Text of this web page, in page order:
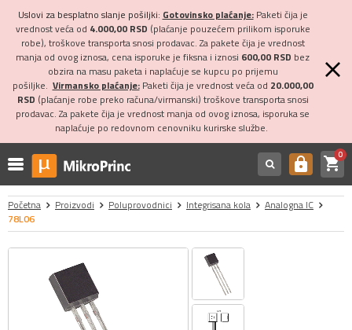
Uslovi za besplatno slanje pošiljki: Gotovinsko plaćanje:Paketi čija je
vrednost veća od 4.000,00 RSD (plaćanje pouzećem prilikom isporuke
robe), troškove transporta snosi prodavac. Za pakete čija je vrednost
manja od ovog iznosa, cena isporuke je fiksna i iznosi 600,00 RSD bez
obzira na masu paketa i naplaćuje se kupcu po prijemu
pošiljke. Virmansko plaćanje:Paketi čija je vrednost veća od 20.000,00
RSD (plaćanje robe preko računa/virmanski) troškove transporta snosi
prodavac. Za pakete čija je vrednost manja od ovog iznosa, isporuka se
naplaćuje po redovnom cenovniku kurirske službe.
https shopping_cart0
Početna Proizvodi Poluprovodnici Integrisana kola
Analogna IC
78L06